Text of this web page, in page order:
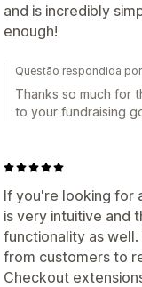
and is incredibly
enough!
Questão respondida
Thanks so much for
to your fundraising
If you're looking for
is very intuitive and
functionality as
from customers to
Checkout